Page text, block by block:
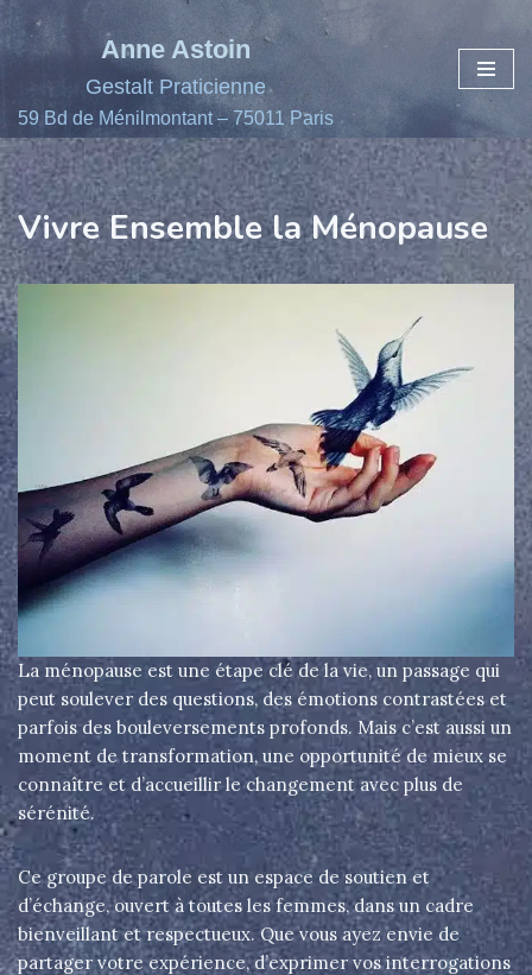
contenu
Anne Astoin
Gestalt Praticienne
59 Bd de Ménilmontant – 75011 Paris
Vivre Ensemble la Ménopause
La ménopause est une étape clé de la vie, un passage qui
peut soulever des questions, des émotions contrastées et
parfois des bouleversements profonds. Mais c’est aussi un
moment de transformation, une opportunité de mieux se
connaître et d’accueillir le changement avec plus de
sérénité.
Ce groupe de parole est un espace de soutien et
d’échange, ouvert à toutes les femmes, dans un cadre
bienveillant et respectueux. Que vous ayez envie de
partager votre expérience, d’exprimer vos interrogations